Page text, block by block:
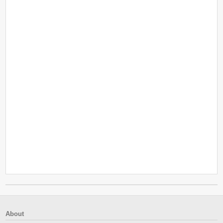
About